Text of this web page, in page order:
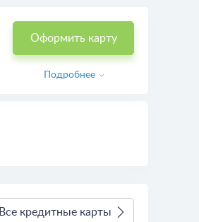
Оформить карту
Подробнее
Все кредитные карты